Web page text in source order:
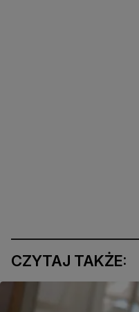
CZYTAJ TAKŻE: